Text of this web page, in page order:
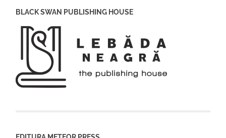
BLACK SWAN PUBLISHING HOUSE